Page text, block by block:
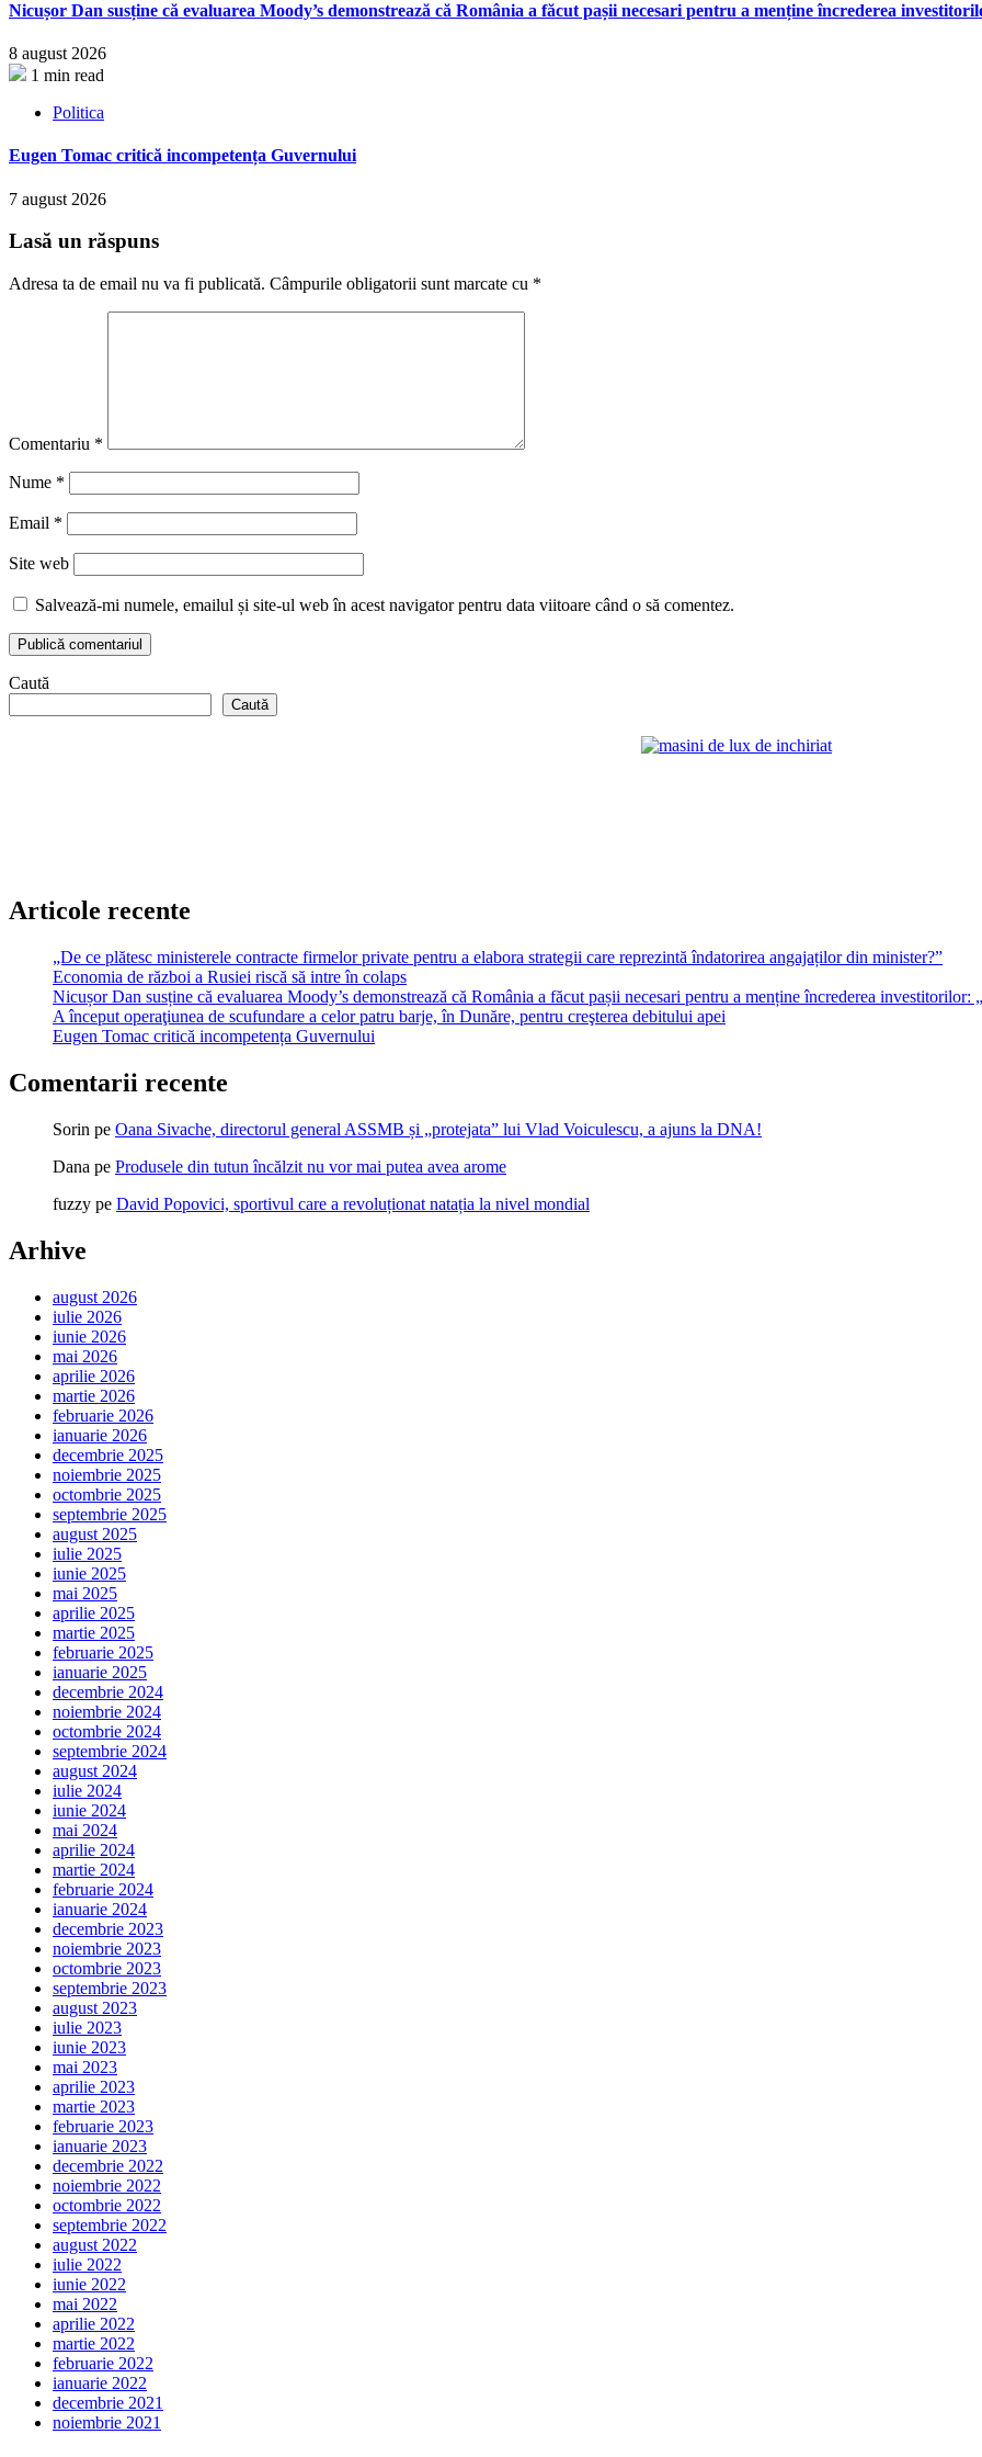
Nicușor Dan susține că evaluarea Moody’s demonstrează că România a făcut pașii necesari pentru a menține încrederea
8 august 2026
1 min read
Politica
Eugen Tomac critică incompetența Guvernului
7 august 2026
Lasă un răspuns
Adresa ta de email nu va fi publicată. Câmpurile obligatorii sunt marcate cu *
Comentariu *
Nume *
Email *
Site web
Salvează-mi numele, emailul și site-ul web în acest navigator pentru data viitoare când o să comentez.
Caută
Caută
Articole recente
„De ce plătesc ministerele contracte firmelor private pentru a elabora strategii care reprezintă îndatorirea angajaților din minister?”
Economia de război a Rusiei riscă să intre în colaps
Nicușor Dan susține că evaluarea Moody’s demonstrează că România a făcut pașii necesari pentru a menține încrederea investitorilor:
A început operaţiunea de scufundare a celor patru barje, în Dunăre, pentru creşterea debitului apei
Eugen Tomac critică incompetența Guvernului
Comentarii recente
Sorin pe Oana Sivache, directorul general ASSMB și „protejata” lui Vlad Voiculescu, a ajuns la DNA!
Dana pe Produsele din tutun încălzit nu vor mai putea avea arome
fuzzy pe David Popovici, sportivul care a revoluționat natația la nivel mondial
Arhive
august 2026
iulie 2026
iunie 2026
mai 2026
aprilie 2026
martie 2026
februarie 2026
ianuarie 2026
decembrie 2025
noiembrie 2025
octombrie 2025
septembrie 2025
august 2025
iulie 2025
iunie 2025
mai 2025
aprilie 2025
martie 2025
februarie 2025
ianuarie 2025
decembrie 2024
noiembrie 2024
octombrie 2024
septembrie 2024
august 2024
iulie 2024
iunie 2024
mai 2024
aprilie 2024
martie 2024
februarie 2024
ianuarie 2024
decembrie 2023
noiembrie 2023
octombrie 2023
septembrie 2023
august 2023
iulie 2023
iunie 2023
mai 2023
aprilie 2023
martie 2023
februarie 2023
ianuarie 2023
decembrie 2022
noiembrie 2022
octombrie 2022
septembrie 2022
august 2022
iulie 2022
iunie 2022
mai 2022
aprilie 2022
martie 2022
februarie 2022
ianuarie 2022
decembrie 2021
noiembrie 2021